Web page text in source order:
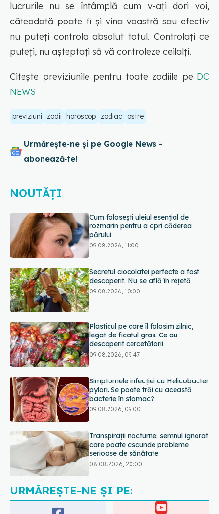
lucrurile nu se întâmplă cum v-aţi dori voi,
câteodată poate fi şi vina voastră sau efectiv
nu puteţi controla absolut totul. Controlaţi ce
puteţi, nu aşteptaţi să vă controleze ceilalţi.
Citește previziunile pentru toate zodiile pe DC
NEWS
previziuni zodii horoscop zodiac astre
Urmărește-ne și pe Google News -
abonează‑te!
NOUTĂȚI
Secretul ciocolatei perfecte a fost
descoperit. Nu se află în rețetă
09.08.2026, 10:00
Plasticul pe care îl folosim zilnic,
legat de ficatul gras. Ce au
Simptomele infecției cu Helicobacter
pylori. Se poate trăi cu această
bacterie în stomac?
Transpirații nocturne: semnul ignorat
care poate ascunde probleme
serioase de sănătate
Cum folosești uleiul esențial de
rozmarin pentru a opri căderea
părului
URMĂREȘTE-NE ȘI PE: